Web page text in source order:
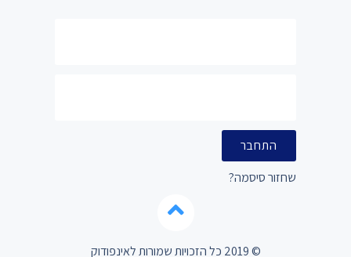
התחבר
שחזור סיסמה?
© 2019 כל הזכויות שמורות לאינפודוק